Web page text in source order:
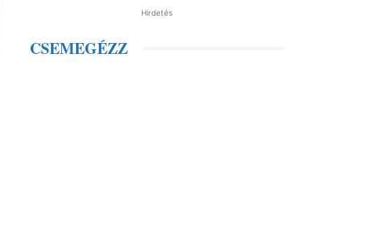
Hirdetés
CSEMEGÉZZ